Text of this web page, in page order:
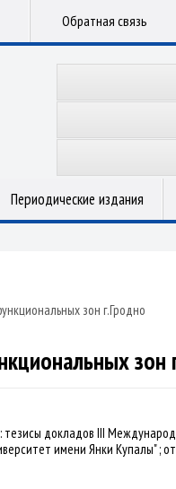
Обратная связь
Периодические издания
зон г.Гродно
зон
докладов III
имени Янки Купалы" ;